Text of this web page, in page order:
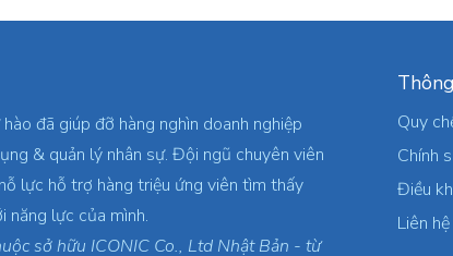
đã giúp đỡ hàng nghìn doanh nghiệp
& quản lý nhân sự. Đội ngũ chuyên viên
lực hỗ trợ hàng triệu ứng viên tìm thấy
năng lực của mình.
sở hữu ICONIC Co., Ltd Nhật Bản - từ
Quy
Chính
Điều
Liên hệ